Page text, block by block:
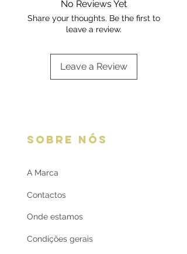
No Reviews Yet
Share your thoughts. Be the first to
leave a review.
Leave a Review
SOBRE NÓS
A Marca
Contactos
Onde estamos
Condições gerais